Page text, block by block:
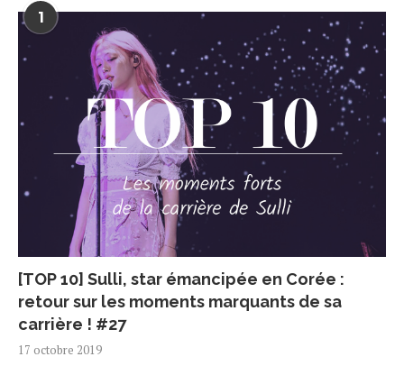
1
[TOP 10] Sulli, star émancipée en Corée :
retour sur les moments marquants de sa
carrière ! #27
17 octobre 2019